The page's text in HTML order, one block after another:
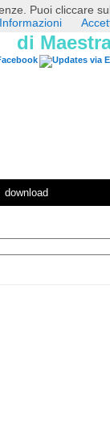
di
download
Puoi cliccare